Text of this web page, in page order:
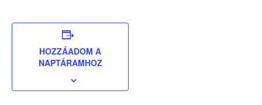
HOZZÁADOM A
NAPTÁRAMHOZ